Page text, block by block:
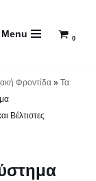
Menu 0
Φροντίδα » Τα
Βέλτιστες